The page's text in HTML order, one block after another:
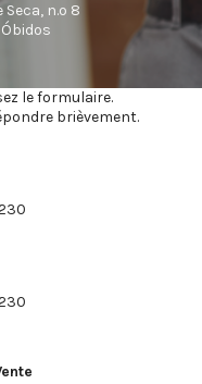
n.º 8
le formulaire.
brièvement.